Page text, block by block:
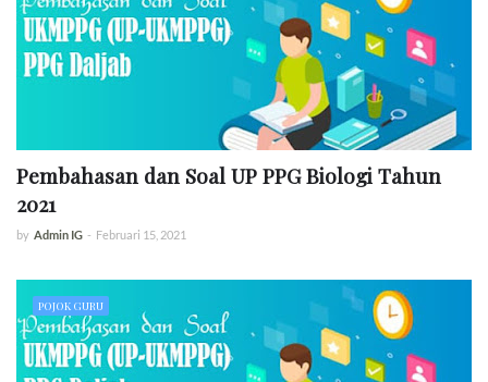
Pembahasan dan Soal UP PPG Biologi Tahun
2021
by Admin IG - Februari 15, 2021
POJOK GURU